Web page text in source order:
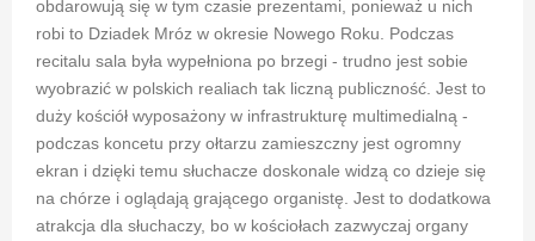
obdarowują się w tym czasie prezentami, ponieważ u nich
robi to Dziadek Mróz w okresie Nowego Roku. Podczas
recitalu sala była wypełniona po brzegi - trudno jest sobie
wyobrazić w polskich realiach tak liczną publiczność. Jest to
duży kościół wyposażony w infrastrukturę multimedialną -
podczas koncetu przy ołtarzu zamieszczny jest ogromny
ekran i dzięki temu słuchacze doskonale widzą co dzieje się
na chórze i oglądają grającego organistę. Jest to dodatkowa
atrakcja dla słuchaczy, bo w kościołach zazwyczaj organy